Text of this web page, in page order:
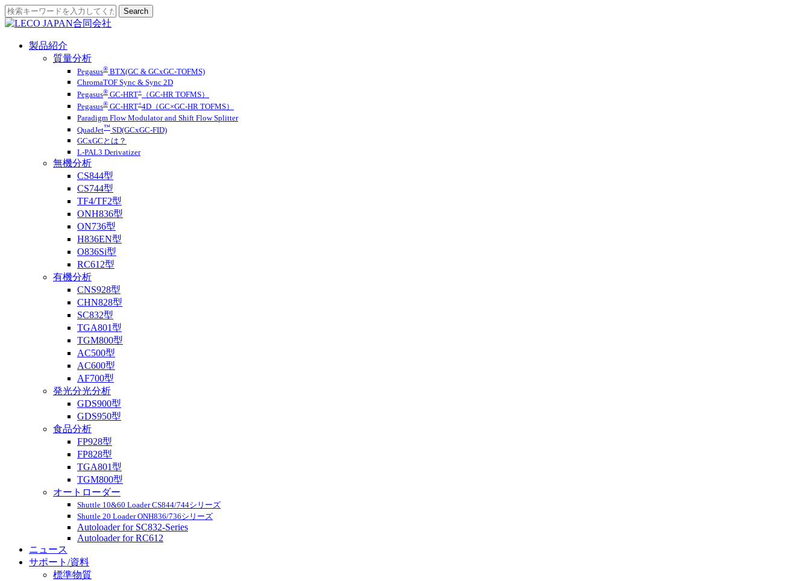
製品紹介
質量分析
Pegasus® BTX(GC & GCxGC-TOFMS)
ChromaTOF Sync & Sync 2D
Pegasus® GC-HRT+
（GC-HR TOFMS）
Pegasus® GC-HRT+4D（GC×GC-HR TOFMS）
Paradigm Flow Modulator and Shift Flow Splitter
QuadJet™ SD(GCxGC-FID)
GCxGCとは？
L-PAL3 Derivatizer
無機分析
CS844型
CS744型
TF4/TF2型
ONH836型
ON736型
H836EN型
O836Si型
RC612型
有機分析
CNS928型
CHN828型
SC832型
TGA801型
TGM800型
AC500型
AC600型
AF700型
発光分光分析
GDS900型
GDS950型
食品分析
FP928型
FP828型
TGA801型
TGM800型
オートローダー
Shuttle 10&60 Loader CS844/744シリーズ
Shuttle 20 Loader ONH836/736シリーズ
Autoloader for SC832-Series
Autoloader for RC612
ニュース
サポート/資料
標準物質